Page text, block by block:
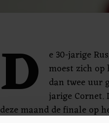
D
e 30-jarige
moest zich
dan twee uur
jarige Cornet.
deze maand de finale op